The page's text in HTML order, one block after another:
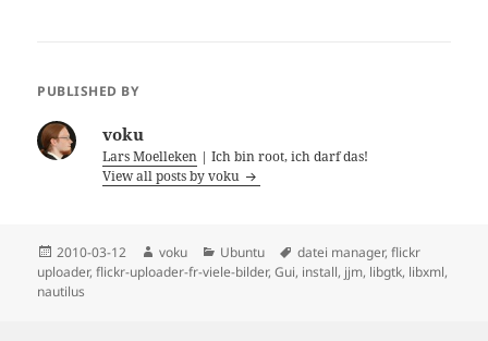
PUBLISHED BY
voku
Lars Moelleken | Ich bin root, ich darf das!
View all posts by voku
Posted
on
2010-03-12 Author
voku Categories
Ubuntu Tags
datei manager,flickr
uploader,flickr-uploader-fr-viele-bilder,Gui, install, jjm, libgtk, libxml,
nautilus